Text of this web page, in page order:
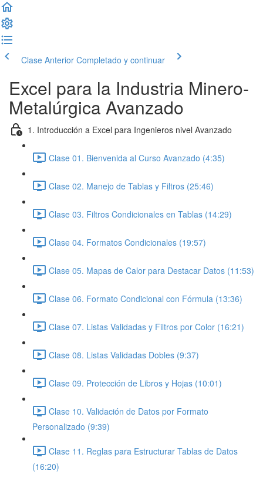
Clase Anterior Completado y continuar
Excel para la Industria Minero-
Metalúrgica Avanzado
1. Introducción a Excel para Ingenieros nivel Avanzado
Clase 01. Bienvenida al Curso Avanzado (4:35)
Clase 02. Manejo de Tablas y Filtros (25:46)
Clase 03. Filtros Condicionales en Tablas (14:29)
Clase 04. Formatos Condicionales (19:57)
Clase 05. Mapas de Calor para Destacar Datos (11:53)
Clase 06. Formato Condicional con Fórmula (13:36)
Clase 07. Listas Validadas y Filtros por Color (16:21)
Clase 08. Listas Validadas Dobles (9:37)
Clase 09. Protección de Libros y Hojas (10:01)
Clase 10. Validación de Datos por Formato
Personalizado (9:39)
Clase 11. Reglas para Estructurar Tablas de Datos
(16:20)